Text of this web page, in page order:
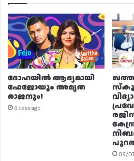
ദോഹയിൽ ആദ്യമായി
ഫേജോയും അമൃത
രാജനും!
4 days ago
09/